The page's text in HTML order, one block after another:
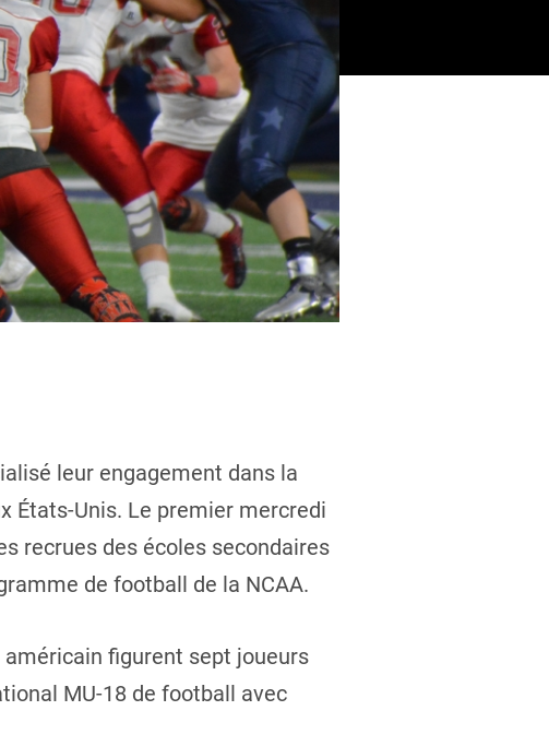
leur engagement dans la
États-Unis. Le premier mercredi
recrues des écoles secondaires
de football de la NCAA.
figurent sept joueurs
MU-18 de football avec